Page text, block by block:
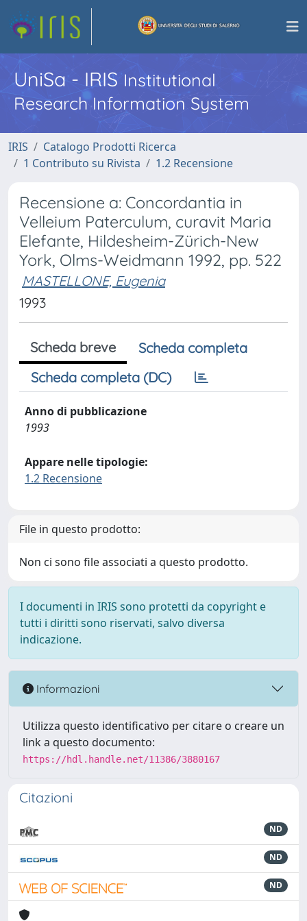
UniSa - IRISInstitutional
Research Information System
IRIS
Catalogo Prodotti Ricerca
1 Contributo su Rivista
1.2 Recensione
Recensione a: Concordantia in
Velleium Paterculum, curavit Maria
Elefante, Hildesheim-Zürich-New
York, Olms-Weidmann 1992, pp. 522
MASTELLONE, Eugenia
1993
Scheda breve
Scheda completa
Scheda completa (DC)
Anno di pubblicazione
1993
Appare nelle tipologie:
1.2 Recensione
File in questo prodotto:
Non ci sono file associati a questo prodotto.
I documenti in IRIS sono protetti da copyright e
tutti i diritti sono riservati, salvo diversa
indicazione.
Informazioni
Utilizza questo identificativo per citare o creare un
link a questo documento:
https://hdl.handle.net/11386/3880167
Citazioni
ND
ND
ND